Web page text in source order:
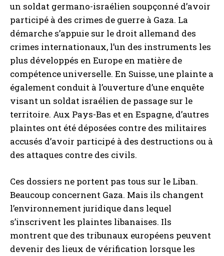
un soldat germano-israélien soupçonné d’avoir
participé à des crimes de guerre à Gaza. La
démarche s’appuie sur le droit allemand des
crimes internationaux, l’un des instruments les
plus développés en Europe en matière de
compétence universelle. En Suisse, une plainte a
également conduit à l’ouverture d’une enquête
visant un soldat israélien de passage sur le
territoire. Aux Pays-Bas et en Espagne, d’autres
plaintes ont été déposées contre des militaires
accusés d’avoir participé à des destructions ou à
des attaques contre des civils.
Ces dossiers ne portent pas tous sur le Liban.
Beaucoup concernent Gaza. Mais ils changent
l’environnement juridique dans lequel
s’inscrivent les plaintes libanaises. Ils
montrent que des tribunaux européens peuvent
devenir des lieux de vérification lorsque les